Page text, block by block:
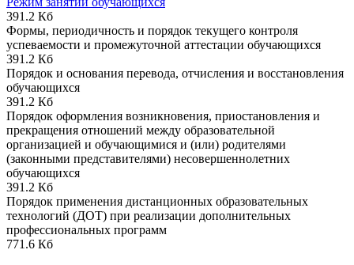
391.2 Кб
Формы, периодичность и порядок текущего контроля
успеваемости и промежуточной аттестации обучающихся
391.2 Кб
Порядок и основания перевода, отчисления и восстановления
обучающихся
391.2 Кб
Порядок оформления возникновения, приостановления и
прекращения отношений между образовательной
организацией и обучающимися и (или) родителями
(законными представителями) несовершеннолетних
обучающихся
391.2 Кб
Порядок применения дистанционных образовательных
технологий (ДОТ) при реализации дополнительных
профессиональных программ
771.6 Кб